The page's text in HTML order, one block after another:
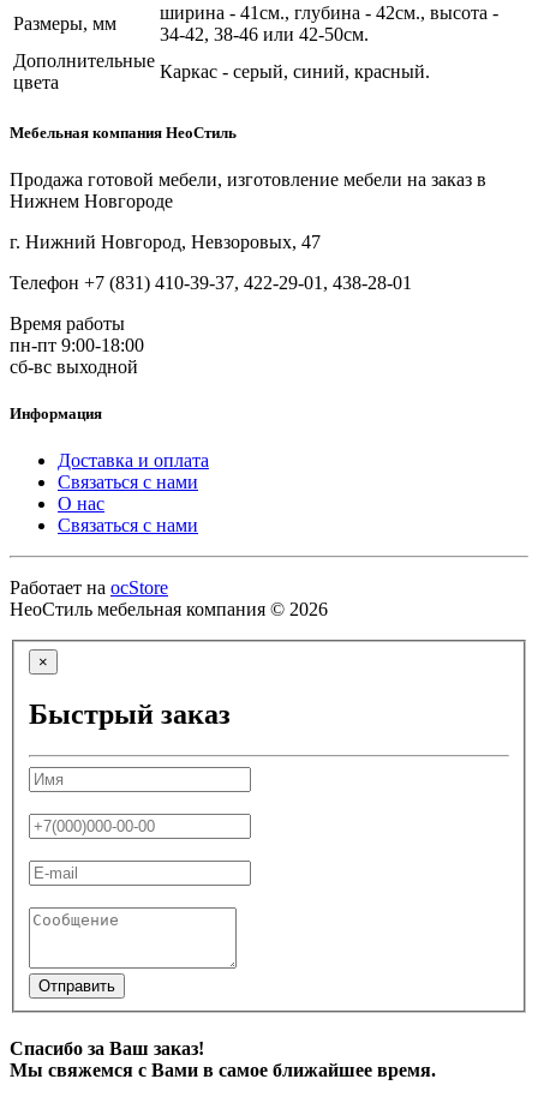
Размеры, мм
ширина - 41см., глубина - 42см., высота -
34-42, 38-46 или 42-50см.
Дополнительные
цвета
Каркас - серый, синий, красный.
Мебельная компания НеоСтиль
Продажа готовой мебели, изготовление мебели на заказ в
Нижнем Новгороде
г. Нижний Новгород, Невзоровых, 47
Телефон +7 (831) 410-39-37, 422-29-01, 438-28-01
Время работы
пн-пт 9:00-18:00
сб-вс выходной
Информация
Доставка и оплата
Связаться с нами
О нас
Связаться с нами
Работает на ocStore
НеоСтиль мебельная компания © 2026
×
Быстрый заказ
Отправить
Спасибо за Ваш заказ!
Мы свяжемся с Вами в самое ближайшее время.